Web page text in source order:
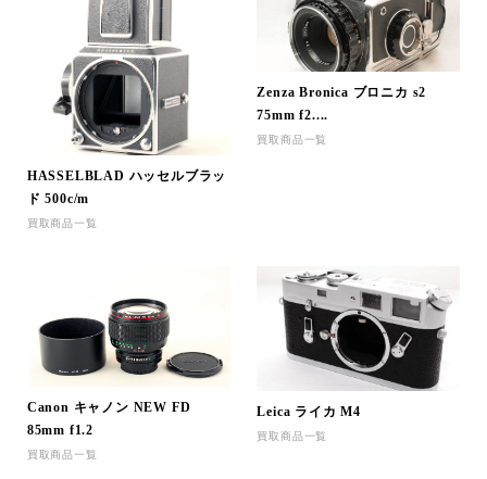
HASSELBLAD ハッセルブラッ
ド 500c/m
買取商品一覧
Zenza Bronica ブロニカ s2
75mm f2....
買取商品一覧
Canon キャノン NEW FD
85mm f1.2
買取商品一覧
Leica ライカ M4
買取商品一覧